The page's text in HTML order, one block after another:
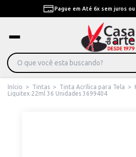
Pague em Até 6x sem juros
Início > Tintas > Tinta Acrílica para Tela >
Liquitex 22ml 36 Unidades 3699404